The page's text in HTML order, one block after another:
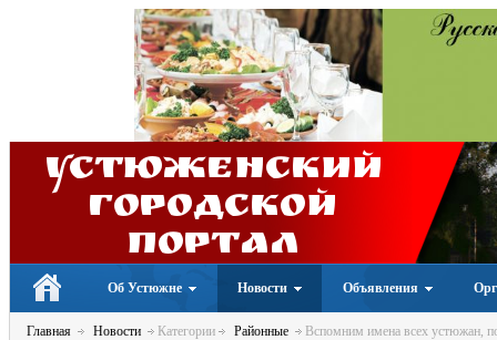
Устюженский
Городской
портал
Об Устюжне Новости Объявления
Главная Новости Категории Районные Вспомним имена всех устюжан,